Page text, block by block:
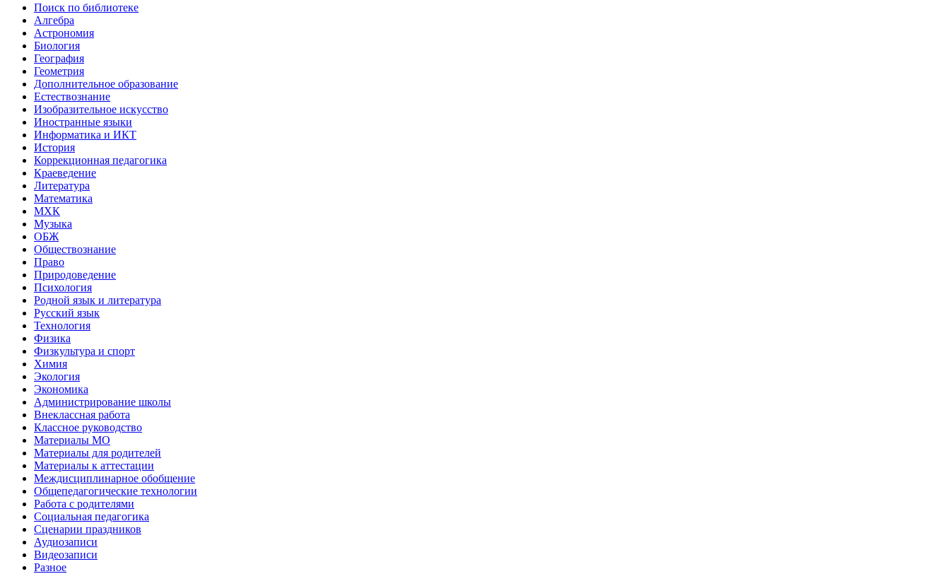
Поиск по библиотеке
Алгебра
Астрономия
Биология
География
Геометрия
Дополнительное образование
Естествознание
Изобразительное искусство
Иностранные языки
Информатика и ИКТ
История
Коррекционная педагогика
Краеведение
Литература
Математика
МХК
Музыка
ОБЖ
Обществознание
Право
Природоведение
Психология
Родной язык и литература
Русский язык
Технология
Физика
Физкультура и спорт
Химия
Экология
Экономика
Администрирование школы
Внеклассная работа
Классное руководство
Материалы МО
Материалы для родителей
Материалы к аттестации
Междисциплинарное обобщение
Общепедагогические технологии
Работа с родителями
Социальная педагогика
Сценарии праздников
Аудиозаписи
Видеозаписи
Разное